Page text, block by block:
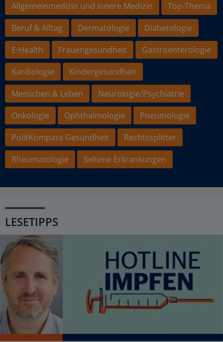
Allgemeinmedizin und Innere Medizin
Top-Thema
Beruf & Alltag
Dermatologie
Diabetologie
E-Health
Frauengesundheit
Gastroenterologie
Kardiologie
Kindergesundheit
Menschen & Leben
Neurologie/Psychiatrie
Onkologie
Ophthalmologie
Pneumologie
PolitKompass Gesundheit
Rechtssplitter
Rheumatologie
Seltene Erkrankungen
LESETIPPS